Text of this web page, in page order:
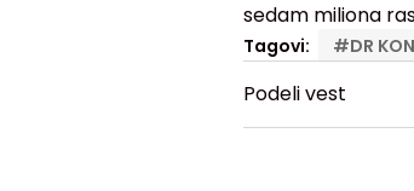
sedam miliona
Tagovi: #DR
Podeli vest